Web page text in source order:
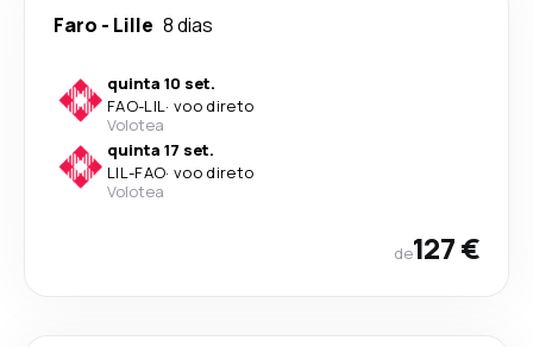
Faro - Lille 8 dias
quinta 10 set.
FAO-LIL· voo direto
Volotea
quinta 17 set.
LIL-FAO· voo direto
Volotea
de127 €